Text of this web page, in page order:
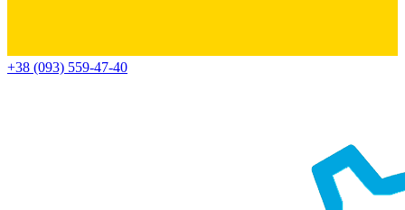
+38 (093) 559-47-40